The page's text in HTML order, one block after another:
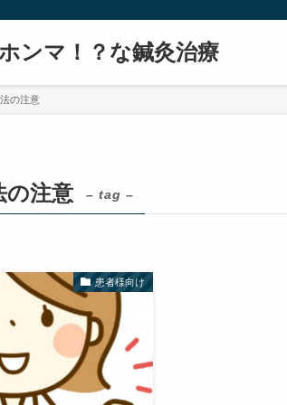
ンマ！？な鍼灸治療
の注意
の注意 – tag –
患者様向け